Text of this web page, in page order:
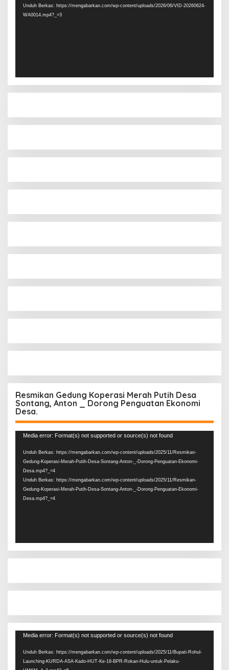
Unduh Berkas: https://mengabarkan.com/wp-content/uploads/2026/06/VID-20260624-
WA0014.mp4?_=3
Resmikan Gedung Koperasi Merah Putih Desa
Sontang, Anton _ Dorong Penguatan Ekonomi
Desa.
Pemutar
Media error: Format(s) not supported or source(s) not found
Unduh Berkas: https://mengabarkan.com/wp-content/uploads/2025/11/Resmikan-
Gedung-Koperasi-Merah-Putih-Desa-Sontang-Anton-_-Dorong-Penguatan-Ekonomi-
Desa.mp4?_=4
Unduh Berkas: https://mengabarkan.com/wp-content/uploads/2025/11/Resmikan-
Gedung-Koperasi-Merah-Putih-Desa-Sontang-Anton-_-Dorong-Penguatan-Ekonomi-
Desa.mp4?_=4
Pemutar
Media error: Format(s) not supported or source(s) not found
Unduh Berkas: https://mengabarkan.com/wp-content/uploads/2025/11/Bupati-Rohul-
Launching-KURDA-ASA-Kado-HUT-Ke-18-BPR-Rokan-Hulu-untuk-Pelaku-